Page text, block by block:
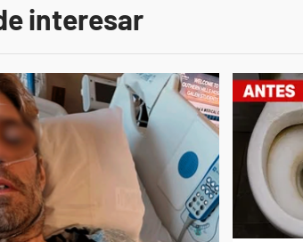
interesar